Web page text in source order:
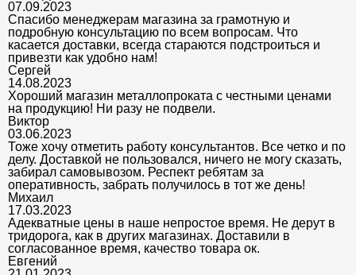
07.09.2023
Спасибо менеджерам магазина за грамотную и
подробную консультацию по всем вопросам. Что
касается доставки, всегда стараются подстроиться и
привезти как удобно нам!
Сергей
14.08.2023
Хороший магазин металлопроката с честными ценами
на продукцию! Ни разу не подвели.
Виктор
03.06.2023
Тоже хочу отметить работу консультантов. Все четко и по
делу. Доставкой не пользовался, ничего не могу сказать,
забирал самовывозом. Респект ребятам за
оперативность, забрать получилось в тот же день!
Михаил
17.03.2023
Адекватные цены в наше непростое время. Не дерут в
тридорога, как в других магазинах. Доставили в
согласованное время, качество товара ок.
Евгений